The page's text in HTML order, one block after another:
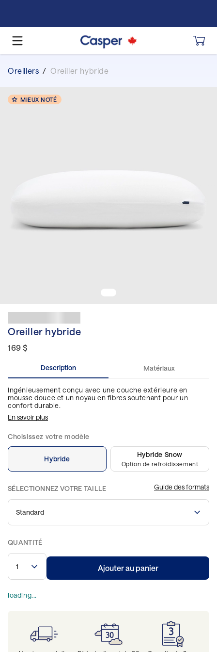
Oreillers / Oreiller hybride
MIEUX NOTÉ
Oreiller hybride
169 $
Description Matériaux
Ingénieusement conçu avec une couche extérieure en
mousse douce et un noyau en fibres soutenant pour un
confort durable.
En savoir plus
Choisissez votre modèle
Hybride
Hybride Snow
Option de refroidissement
Guide des formats
SÉLECTIONNEZ VOTRE TAILLE
Standard
QUANTITÉ
1 Ajouter au panier
loading...